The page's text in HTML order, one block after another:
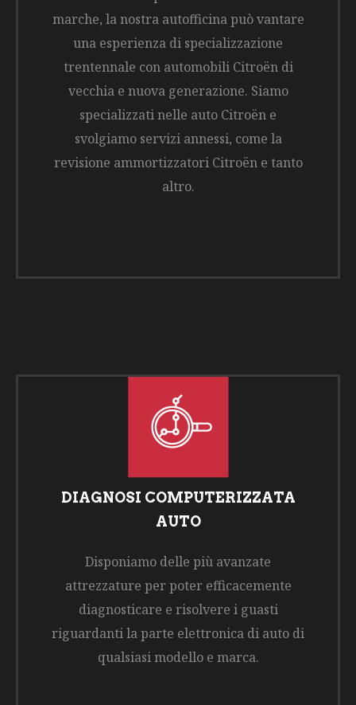
marche, la nostra autofficina può vantare
una esperienza di specializzazione
trentennale con automobili Citroën di
vecchia e nuova generazione. Siamo
specializzati nelle auto Citroën e
svolgiamo servizi annessi, come la
revisione ammortizzatori Citroën e tanto
altro.
DIAGNOSI COMPUTERIZZATA
AUTO
Disponiamo delle più avanzate
attrezzature per poter efficacemente
diagnosticare e risolvere i guasti
riguardanti la parte elettronica di auto di
qualsiasi modello e marca.